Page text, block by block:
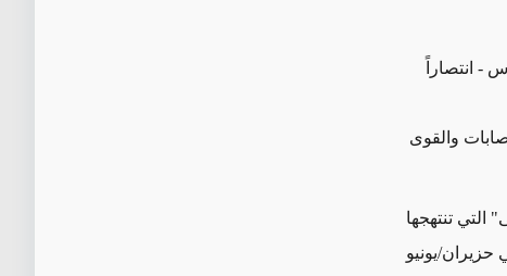
- انتصاراً
والقوى
تنتهجها
حزيران/يونيو